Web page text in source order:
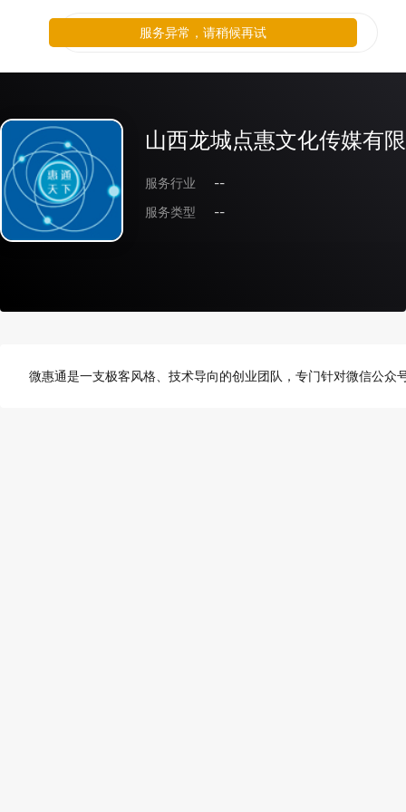
山西龙城点惠文化传媒有
服务行业
--
服务类型
--
微惠通是一支极客风格、技术导向的创业团队，专门针对微信公众
服务异常，请稍候再试